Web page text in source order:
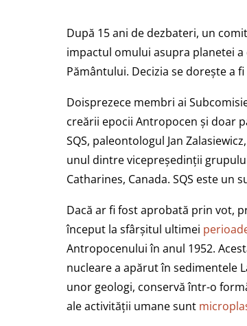
După 15 ani de dezbateri, un
impactul omului asupra planetei
Pământului. Decizia se dorește a
Doisprezece membri ai
creării epocii Antropocen și doar
SQS, paleontologul Jan
unul dintre vicepreședinții
Catharines, Canada. SQS este un
Dacă ar fi fost aprobată prin vot,
început la sfârșitul ultimei
Antropocenului în anul 1952.
nucleare a apărut în sedimentele
unor geologi, conservă într-o
ale activității umane sunt